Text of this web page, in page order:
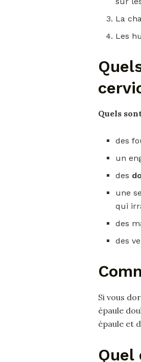
La
Les
Quels
des
un
des
une
qui
des
des
Si vous
épaule
épaule et
Quel